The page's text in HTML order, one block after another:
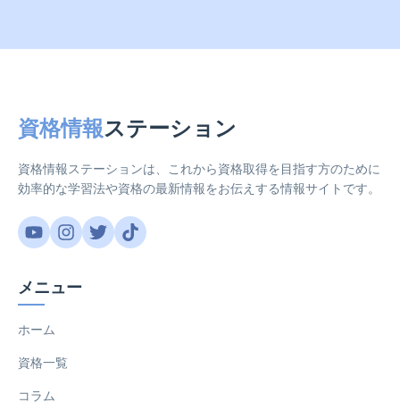
資格情報ステーション
資格情報ステーションは、これから資格取得を目指す方のために
効率的な学習法や資格の最新情報をお伝えする情報サイトです。
メニュー
ホーム
資格一覧
コラム